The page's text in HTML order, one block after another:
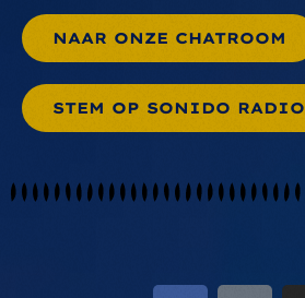
NAAR ONZE CHATROOM
STEM OP SONIDO RADIO